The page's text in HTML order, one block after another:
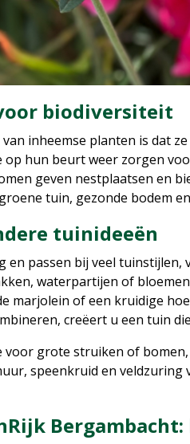
biodiversiteit
inheemse planten is dat
op hun beurt weer zorgen
geven nestplaatsen en
tuin, gezonde bodem
tuinideeën
en passen bij veel
waterpartijen of
marjolein of een kruidige
creëert u een tuin
grote struiken of
speenkruid en